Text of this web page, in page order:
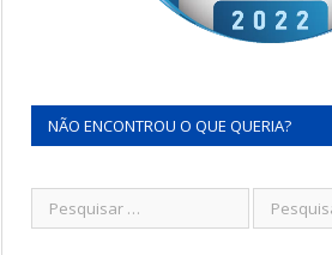
NÃO ENCONTROU O QUE QUERIA?